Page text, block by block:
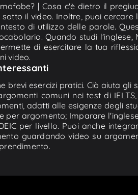
| Cosa c'è dietro il
il video. Inoltre, puoi
di utilizzo delle parole.
Quando studi
di esercitare la tua
video.
brevi esercizi pratici. Ciò aiuta
comuni nei test di IELTS,
adatti alle esigenze degli
per argomento; Imparare
per livello. Puoi anche
guardando video su